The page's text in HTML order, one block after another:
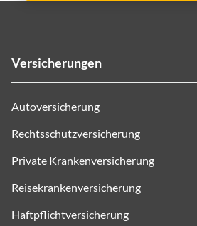
Versicherungen
Autoversicherung
Rechtsschutzversicherung
Private Krankenversicherung
Reisekrankenversicherung
Haftpflichtversicherung